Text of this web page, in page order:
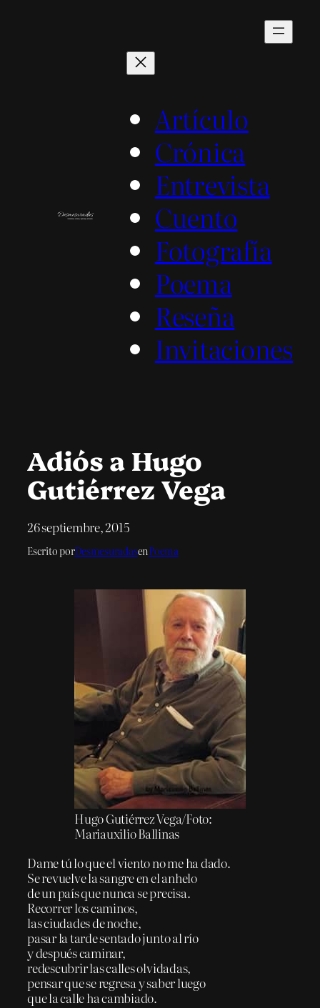
Artículo
Crónica
Entrevista
Cuento
Fotografía
Poema
Reseña
Invitaciones
Adiós a Hugo
Gutiérrez Vega
26 septiembre, 2015
Escrito porDesmesuradasenPoema
Hugo Gutiérrez Vega/Foto:
Mariauxilio Ballinas
Dame tú lo que el viento no me ha dado.
Se revuelve la sangre en el anhelo
de un país que nunca se precisa.
Recorrer los caminos,
las ciudades de noche,
pasar la tarde sentado junto al río
y después caminar,
redescubrir las calles olvidadas,
pensar que se regresa y saber luego
que la calle ha cambiado.